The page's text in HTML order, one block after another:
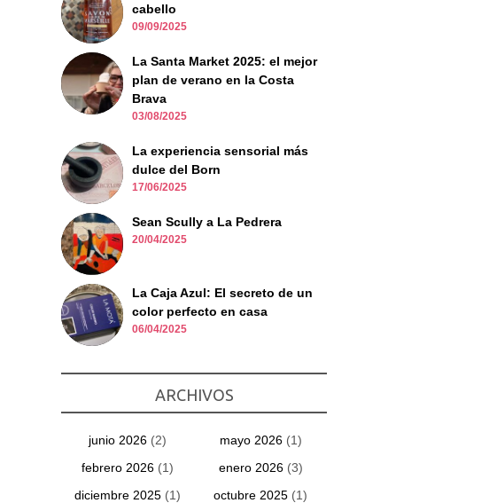
cabello
09/09/2025
La Santa Market 2025: el mejor
plan de verano en la Costa
Brava
03/08/2025
La experiencia sensorial más
dulce del Born
17/06/2025
Sean Scully a La Pedrera
20/04/2025
La Caja Azul: El secreto de un
color perfecto en casa
06/04/2025
ARCHIVOS
junio 2026 (2) mayo 2026(1)
febrero 2026 (1) enero 2026(3)
diciembre 2025 (1) octubre 2025 (1)